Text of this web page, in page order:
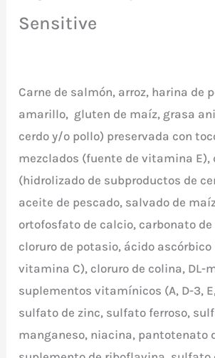
Sensitive
Carne de salmón, arroz, harina de
amarillo, gluten de maíz, grasa
cerdo y/o pollo) preservada con
mezclados (fuente de vitamina
(hidrolizado de subproductos de
aceite de pescado, salvado de
ortofosfato de calcio, carbonato
cloruro de potasio, ácido ascórbico
vitamina C), cloruro de colina, DL-
suplementos vitamínicos (A, D-3,
sulfato de zinc, sulfato ferroso,
manganeso, niacina, pantotenato